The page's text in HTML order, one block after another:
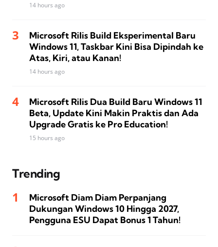
14 hours ago
Microsoft Rilis Build Eksperimental Baru
Windows 11, Taskbar Kini Bisa Dipindah ke
Atas, Kiri, atau Kanan!
14 hours ago
Microsoft Rilis Dua Build Baru Windows 11
Beta, Update Kini Makin Praktis dan Ada
Upgrade Gratis ke Pro Education!
15 hours ago
Trending
Microsoft Diam Diam Perpanjang
Dukungan Windows 10 Hingga 2027,
Pengguna ESU Dapat Bonus 1 Tahun!